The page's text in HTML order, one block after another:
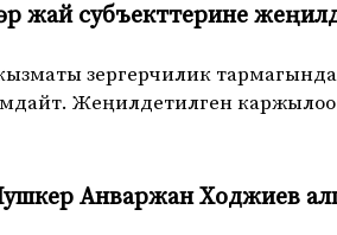
жай субъекттерине
зергерчилик
Жеңилдетилген
Анваржан Ходжиев